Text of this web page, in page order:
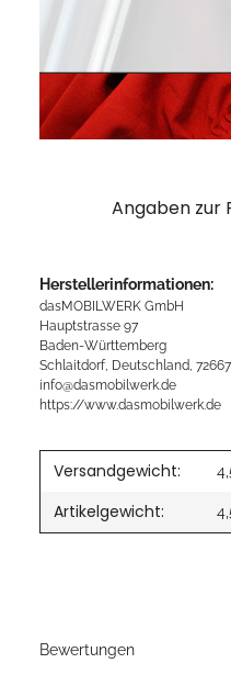
Angaben zur
Herstellerinformationen:
dasMOBILWERK GmbH
Hauptstrasse 97
Baden-Württemberg
Schlaitdorf, Deutschland, 72667
info@dasmobilwerk.de
https://www.dasmobilwerk.de
Versandgewicht:
Artikelgewicht:
Bewertungen